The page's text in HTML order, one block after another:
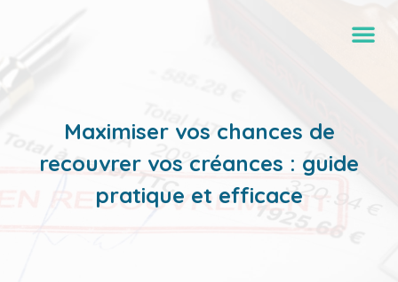
Maximiser vos chances de
recouvrer vos créances : guide
pratique et efficace